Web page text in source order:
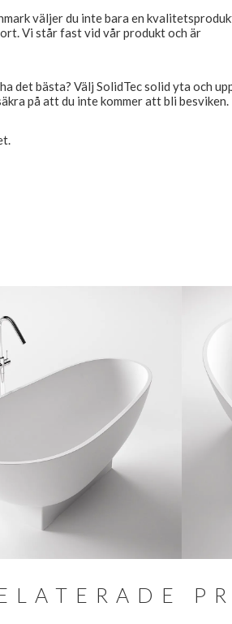
väljer du inte bara en
Vi står fast vid vår produkt och är
det bästa? Välj SolidTec solid yta och
på att du inte kommer att bli besviken.